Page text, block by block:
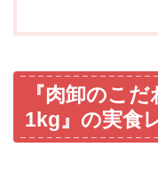
『肉卸のこ
1kg』の実食